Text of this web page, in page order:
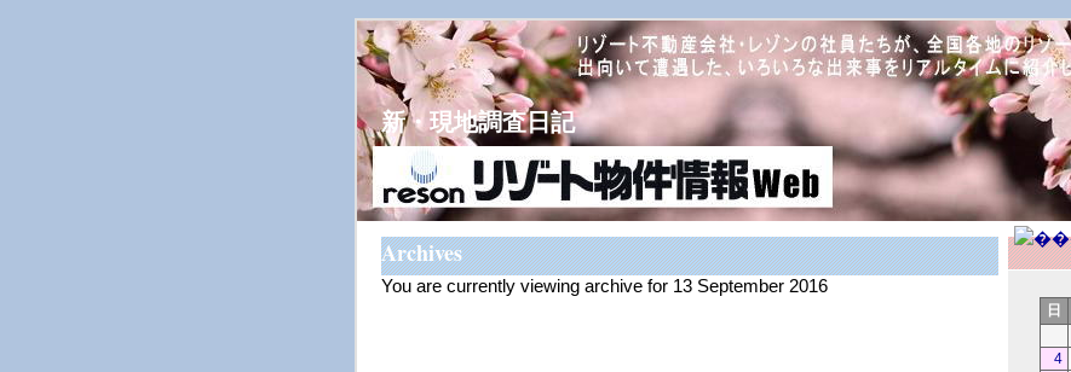
新・現地調査日記
Archives
You are currently viewing archive for 13 September 2016
日
4